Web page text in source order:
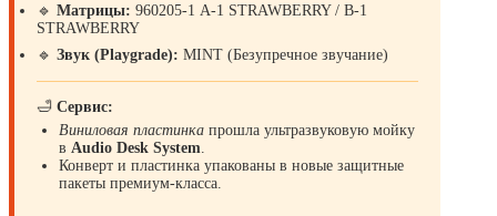
🔹 Матрицы: 960205-1 A-1 STRAWBERRY / B-1
STRAWBERRY
🔹 Звук (Playgrade): MINT (Безупречное звучание)
🛁 Сервис:
Виниловая пластинка прошла ультразвуковую мойку
в Audio Desk System
Конверт и пластинка упакованы в новые защитные
пакеты премиум-класса.